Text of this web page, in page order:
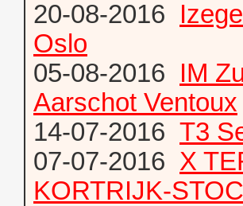
20-08-2016
Oslo
05-08-2016 IM
Aarschot Ventoux
14-07-2016 T3
07-07-2016 X
KORTRIJK-